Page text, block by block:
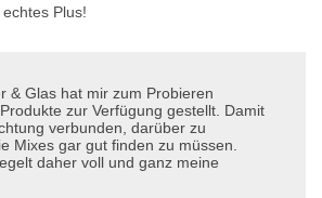
Plus!
& Glas hat mir zum Probieren
zur Verfügung gestellt. Damit
verbunden, darüber zu
Mixes gar gut finden zu müssen.
daher voll und ganz meine